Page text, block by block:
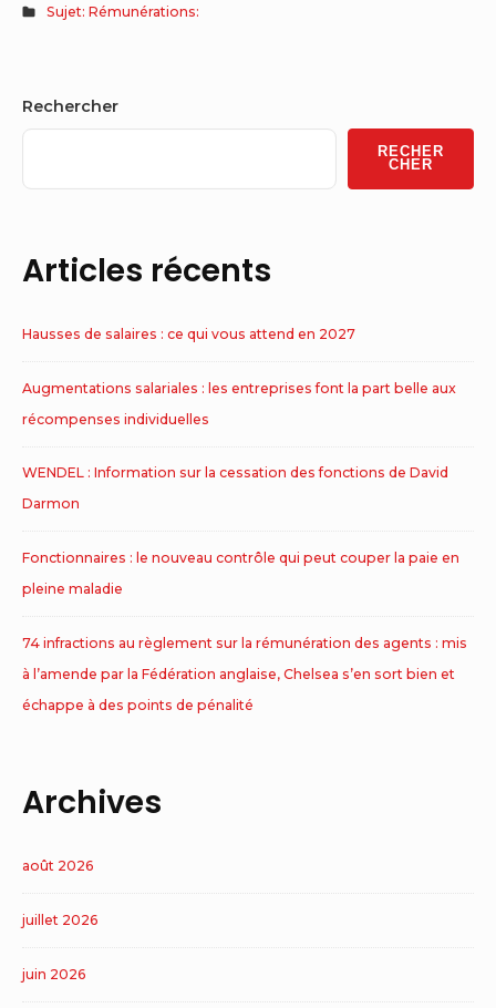
Sujet: Rémunérations:
Sidebar
Widget
Area
Rechercher
RECHER
CHER
Articles récents
Hausses de salaires : ce qui vous attend en 2027
Augmentations salariales : les entreprises font la part belle aux
récompenses individuelles
WENDEL : Information sur la cessation des fonctions de David
Darmon
Fonctionnaires : le nouveau contrôle qui peut couper la paie en
pleine maladie
74 infractions au règlement sur la rémunération des agents : mis
à l’amende par la Fédération anglaise, Chelsea s’en sort bien et
échappe à des points de pénalité
Archives
août 2026
juillet 2026
juin 2026